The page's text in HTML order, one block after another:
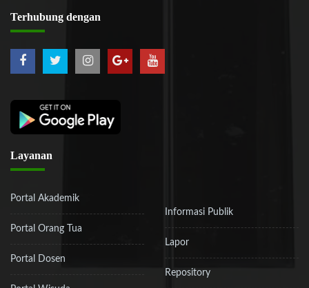
Terhubung dengan
Layanan
Portal Akademik
Portal Orang Tua
Portal Dosen
Informasi Publik
Lapor
Repository